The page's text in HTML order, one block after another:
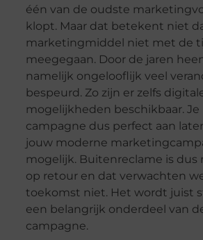
één van de oudste
klopt. Maar dat betekent niet
marketingmiddel niet met de
meegegaan. Door de jaren
namelijk ongelooflijk veel
bespeurd. Zo zijn er zelfs
mogelijkheden beschikbaar.
campagne dus perfect aan
jouw moderne
mogelijk. Buitenreclame is dus
op retour en dat verwachten
toekomst niet. Het wordt juist
een belangrijk onderdeel van
campagne.